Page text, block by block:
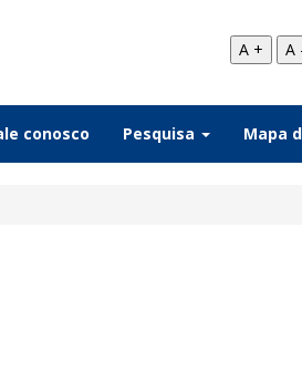
A + A
conosco Pesquisa Mapa